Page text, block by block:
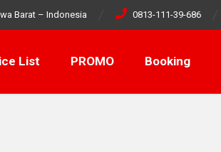
Barat – Indonesia 0813-111-39-686
List PROMO Booking